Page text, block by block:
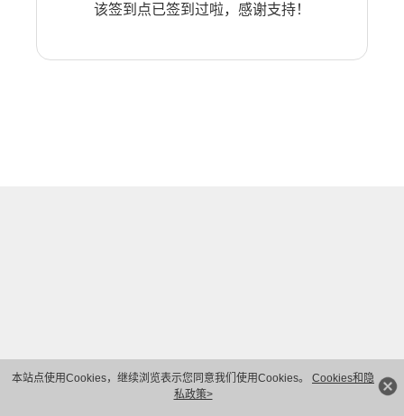
本站点使用Cookies，继续浏览表示您同意我们使用Cookies。 Cookies和隐
私政策>
该签到点已签到过啦，感谢支持！